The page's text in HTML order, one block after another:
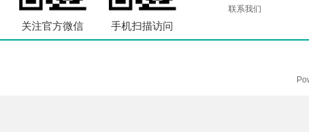
关注官方微信 手机扫描访问
联系我们